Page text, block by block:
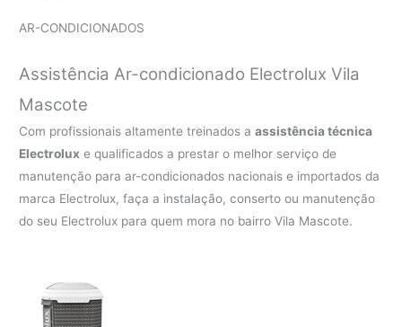
AR-CONDICIONADOS
Assistência Ar-condicionado Electrolux Vila
Mascote
Com profissionais altamente treinados aassistência técnica
Electrolux e qualificados a prestar o melhor serviço de
manutenção para ar-condicionados nacionais e importados da
marca Electrolux, faça a instalação, conserto ou manutenção
do seu Electrolux para quem mora no bairro Vila Mascote.